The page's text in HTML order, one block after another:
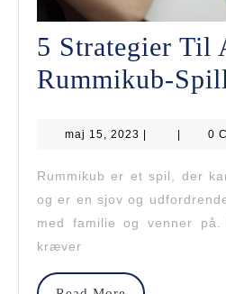
5 Strategier Til
Rummikub-
maj 15, 2023 maj
| | 0
Rummikub er et spil, der
og er en sjov og
med familie og venner
kræver